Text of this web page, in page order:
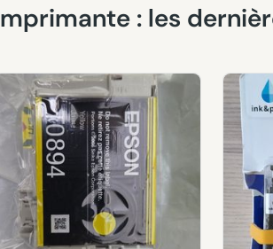
Imprimante : les